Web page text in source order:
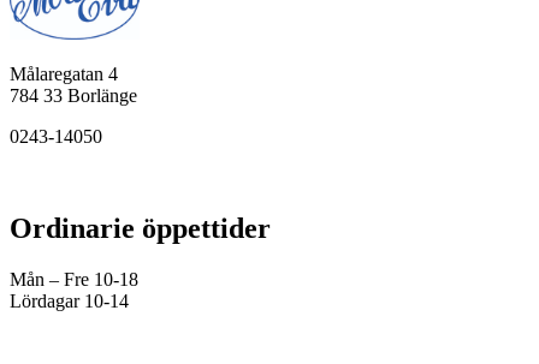
Målaregatan 4
784 33 Borlänge
0243-14050
Ordinarie öppettider
Mån – Fre 10-18
Lördagar 10-14